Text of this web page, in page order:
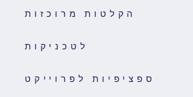
הקלטות מרוכזות
לטכניקות
ספציפיות לפרוייקט